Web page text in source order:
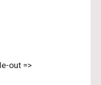
out =>